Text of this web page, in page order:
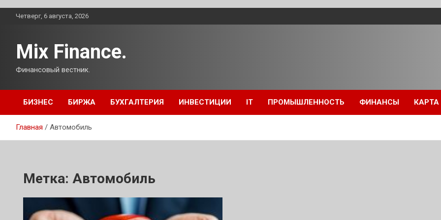
ПерейтиЧетверг, 6 августа, 2026
Mix Finance.
Финансовый вестник.
БИЗНЕС БИРЖА БУХГАЛТЕРИЯ ИНВЕСТИЦИИ IT ПРОМЫШЛЕННОСТЬ ФИНАНСЫ
Главная Автомобиль
Метка: Автомобиль